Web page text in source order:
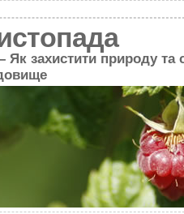
захистити природу та